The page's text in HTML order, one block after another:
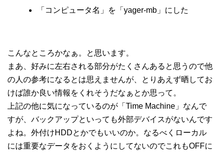
「コンピュータ名」を「yager-mb」にした
こんなところかなぁ。と思います。
まあ、好みに左右される部分がたくさんあると思うので他
の人の参考になるとは思えませんが、とりあえず晒してお
けば誰か良い情報をくれそうだなぁとか思って。
上記の他に気になっているのが「Time Machine」なんで
すが、バックアップといっても外部デバイスがないんです
よね。外付けHDDとかでもいいのか。なるべくローカル
には重要なデータをおくようにしてないのでこれもOFFに